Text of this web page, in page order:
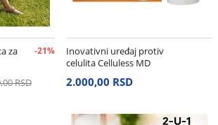
za
-21%
RSD
Inovativni uređaj protiv
celulita Celluless MD
2.000,00 RSD